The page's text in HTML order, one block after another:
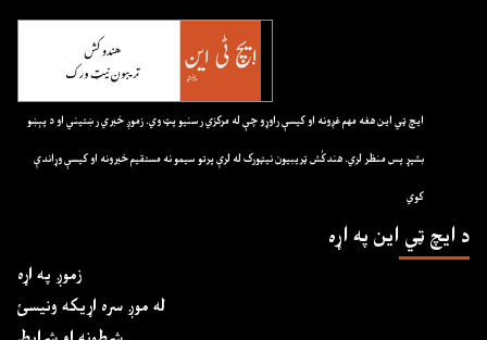
ايچ ټي اين هغه مهم غږونه او کيسې راوړو چې له مرکزي رسنيو پټ وي. زموږ خبري رښتيني او د پېښو
بشپړ پس منظر لري. هندکُش ټريبيون نيټورک له لرې پرتو سيمو نه مستقيم خبرونه او کيسې وړاندې
کوي
د ايچ ټي اين په اړه
زموږ په اړه
له موږ سره اړیکه ونیسئ